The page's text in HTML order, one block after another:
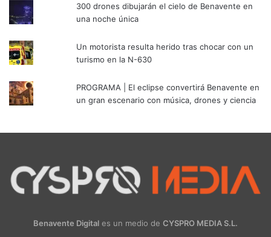
300 drones dibujarán el cielo de Benavente en
una noche única
Un motorista resulta herido tras chocar con un
turismo en la N-630
PROGRAMA | El eclipse convertirá Benavente en
un gran escenario con música, drones y ciencia
Benavente Digital es un medio de CYSPRO MEDIA S.L.